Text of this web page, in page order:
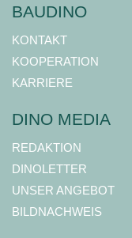
BAUDINO
KONTAKT
KOOPERATION
KARRIERE
DINO MEDIA
REDAKTION
DINOLETTER
UNSER ANGEBOT
BILDNACHWEIS